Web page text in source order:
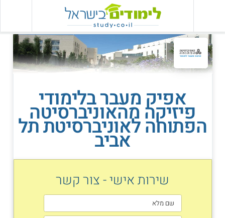
אפיק מעבר בלימודי
פיזיקה מהאוניברסיטה
הפתוחה לאוניברסיטת תל
אביב
שירות אישי - צור קשר